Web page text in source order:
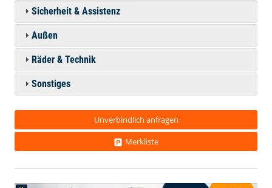
Sicherheit & Assistenz
Außen
Räder & Technik
Sonstiges
Unverbindlich anfragen
Merkliste